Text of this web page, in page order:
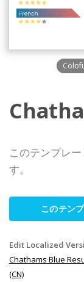
このテンプレ
す。
このテン
Edit Localized
Chathams Blue
(CN)